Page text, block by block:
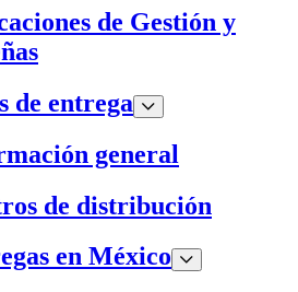
de Gestión y
de entrega
general
de distribución
en México